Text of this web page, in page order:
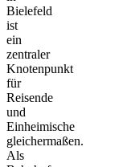
Bielefeld
ist
ein
zentraler
Knotenpunkt
für
Reisende
und
Einheimische
gleichermaßen.
Als